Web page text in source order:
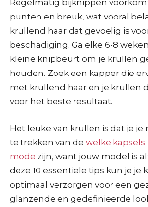
Regelmatig bijknippen
punten en breuk, wat vooral
krullend haar dat gevoelig is
beschadiging. Ga elke 6-8
kleine knipbeurt om je krullen
houden. Zoek een kapper die
met krullend haar en je krullen
voor het beste resultaat.
Het leuke van krullen is dat je je
te trekken van de welke kapsels
mode zijn, want jouw model is
deze 10 essentiële tips kun je je
optimaal verzorgen voor een
glanzende en gedefinieerde